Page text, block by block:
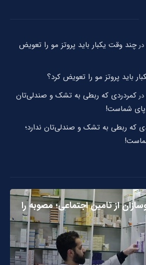
درچند وقت یکبار باید پروتز مو را تعویض
باید پروتز مو را تعویض کرد؟
در کمردردی که ربطی به تشک و صندلی‌تان
پای شماست!
که ربطی به تشک و صندلی‌تان ندارد؛
از تامین اجتماعی؛ مصوبه را